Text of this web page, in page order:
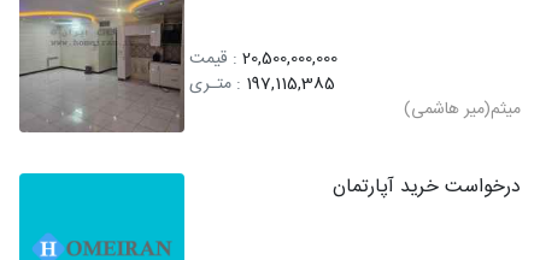
20,500,000,000 : قیمت
197,115,385 : متـری
میثم(میر هاشمی)
درخواست خرید آپارتمان